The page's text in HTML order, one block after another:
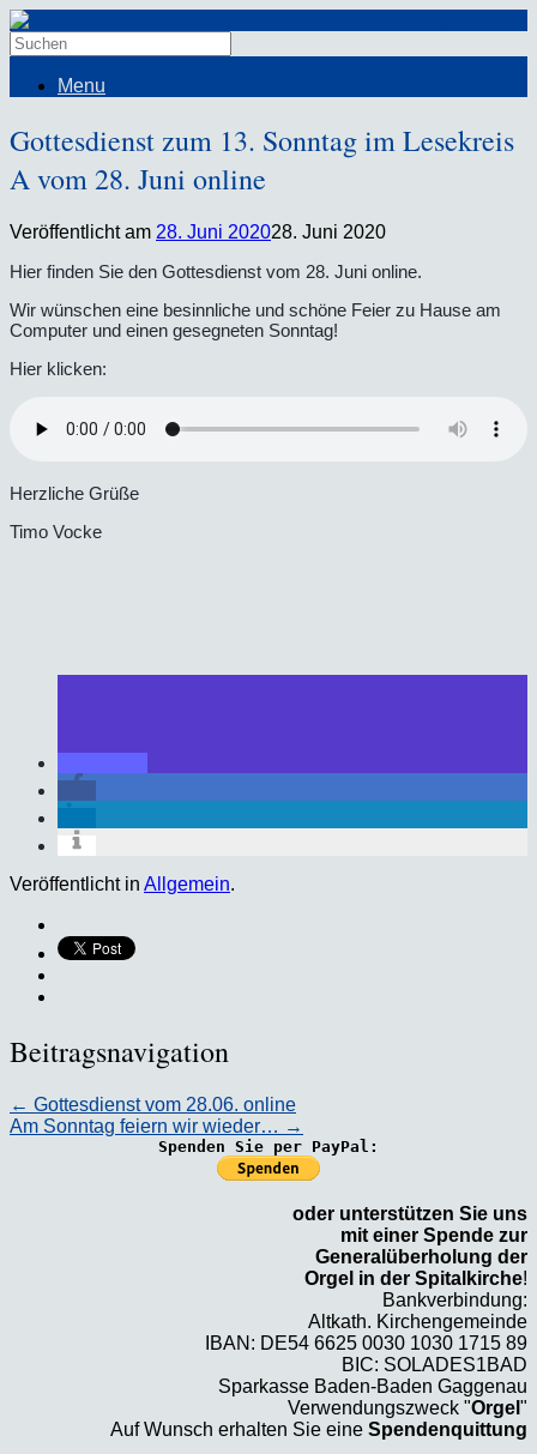
Menu
Gottesdienst zum 13. Sonntag im Lesekreis
A vom 28. Juni online
Veröffentlicht am 28. Juni 202028. Juni 2020
Hier finden Sie den Gottesdienst vom 28. Juni online.
Wir wünschen eine besinnliche und schöne Feier zu Hause am
Computer und einen gesegneten Sonntag!
Hier klicken:
Herzliche Grüße
Timo Vocke
Veröffentlicht in Allgemein.
Beitragsnavigation
← Gottesdienst vom 28.06. online
Am Sonntag feiern wir wieder… →
Spenden Sie per PayPal:
oder unterstützen Sie uns
mit einer Spende zur
Generalüberholung der
Orgel in der Spitalkirche!
Bankverbindung:
Altkath. Kirchengemeinde
IBAN: DE54 6625 0030 1030 1715 89
BIC: SOLADES1BAD
Sparkasse Baden-Baden Gaggenau
Verwendungszweck "Orgel "
Auf Wunsch erhalten Sie eine Spendenquittung